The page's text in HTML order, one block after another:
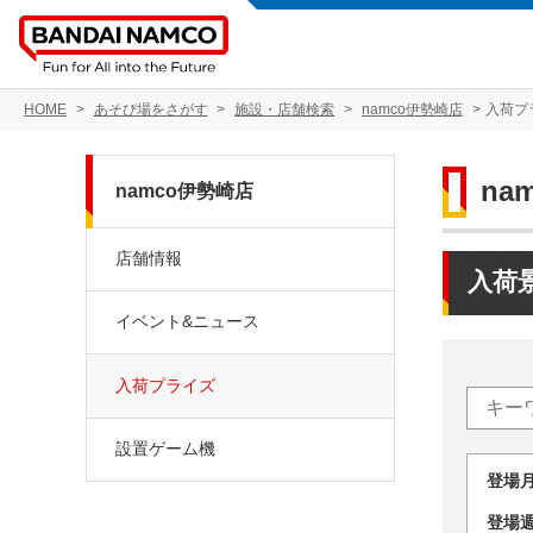
HOME あそび場をさがす 施設・店舗検索 namco伊勢崎店 入荷プ
入荷
登
登
namco伊勢崎店
店舗情報
イベント&ニュース
入荷プライズ
設置ゲーム機